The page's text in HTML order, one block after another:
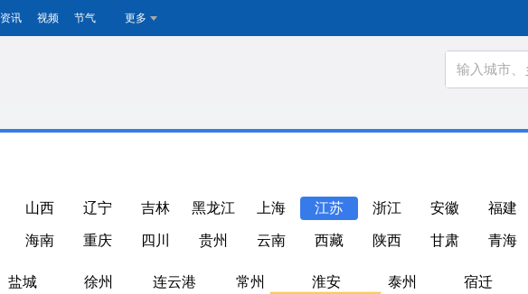
资讯 视频 节气 更多
山西 辽宁 吉林 黑龙江 上海 江苏 浙江 安徽 福建
海南 重庆 四川 贵州 云南 西藏 陕西 甘肃 青海
盐城 徐州 连云港 常州 淮安 泰州 宿迁